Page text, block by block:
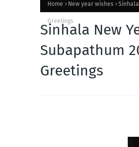
Home New year wishes
Greetings
Sinhala New
Subapathum
Greetings